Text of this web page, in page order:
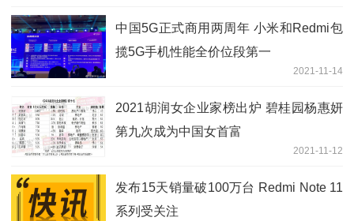
中国5G正式商用两周年 小米和Redmi包
揽5G手机性能全价位段第一
2021-11-14
2021胡润女企业家榜出炉 碧桂园杨惠妍
第九次成为中国女首富
2021-11-12
发布15天销量破100万台 Redmi Note 11
系列受关注